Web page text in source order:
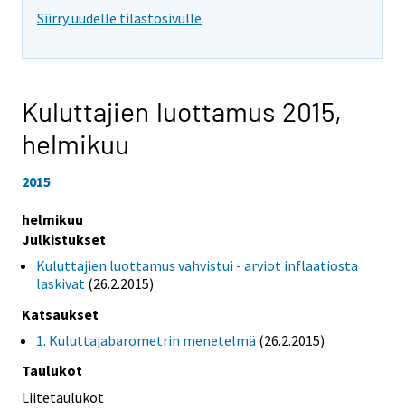
Siirry uudelle tilastosivulle
Kuluttajien luottamus 2015,
helmikuu
2015
helmikuu
Julkistukset
Kuluttajien luottamus vahvistui - arviot inflaatiosta
laskivat (26.2.2015)
Katsaukset
1. Kuluttajabarometrin menetelmä (26.2.2015)
Taulukot
Liitetaulukot